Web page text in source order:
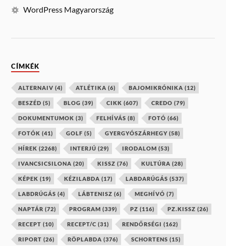
WordPress Magyarország
CÍMKÉK
ALTERNAIV (4) ATLÉTIKA (6) BAJOMIKRÓNIKA (12)
BESZÉD (5) BLOG (39) CIKK (607) CREDO (79)
DOKUMENTUMOK (3) FELHÍVÁS (8) FOTÓ (66)
FOTÓK (41) GOLF (5) GYERGYÓSZÁRHEGY (58)
HÍREK (2268) INTERJÚ (29) IRODALOM (53)
IVANCSICSILONA (20) KISSZ (76) KULTÚRA (28)
KÉPEK (19) KÉZILABDA (17) LABDARÚGÁS (537)
LABDRÚGÁS (4) LÁBTENISZ (6) MEGHÍVÓ (7)
NAPTÁR (72) PROGRAM (339) PZ (116) PZ.KISSZ (26)
RECEPT (10) RECEPT/C (31) RENDŐRSÉGI (162)
RIPORT (26) RÖPLABDA (376) SCHORTENS (15)